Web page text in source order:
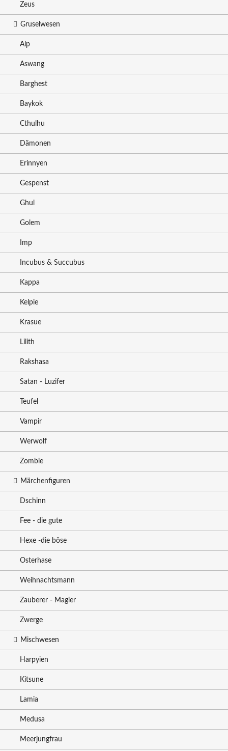
Zeus
Gruselwesen
Alp
Aswang
Barghest
Baykok
Cthulhu
Dämonen
Erinnyen
Gespenst
Ghul
Golem
Imp
Incubus & Succubus
Kappa
Kelpie
Krasue
Lilith
Rakshasa
Satan - Luzifer
Teufel
Vampir
Werwolf
Zombie
Märchenfiguren
Dschinn
Fee - die gute
Hexe -die böse
Osterhase
Weihnachtsmann
Zauberer - Magier
Zwerge
Mischwesen
Harpyien
Kitsune
Lamia
Medusa
Meerjungfrau